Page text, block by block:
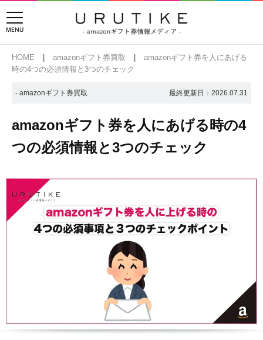
HOME amazonギフト券買取
amazonギフト券を人にあげる
時の4つの必須情報と3つのチェック
- amazonギフト券買取 最終更新日： 2026.07.31
amazonギフト券を人にあげる時の4
つの必須情報と3つのチェック